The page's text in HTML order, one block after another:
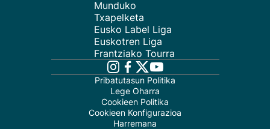
Munduko
Txapelketa
Eusko Label Liga
Euskotren Liga
Frantziako Tourra
Pribatutasun Politika
Lege Oharra
Cookieen Politika
Cookieen Konfigurazioa
Harremana